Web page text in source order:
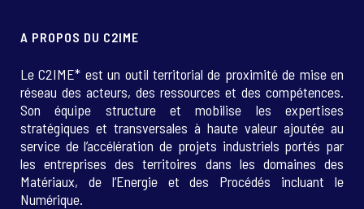
A PROPOS DU C2IME
Le C2IME* est un outil territorial de proximité de mise en
réseau des acteurs, des ressources et des compétences.
Son équipe structure et mobilise les expertises
stratégiques et transversales à haute valeur ajoutée au
service de l’accélération de projets industriels portés par
les entreprises des territoires dans les domaines des
Matériaux, de l’Energie et des Procédés incluant le
Numérique.